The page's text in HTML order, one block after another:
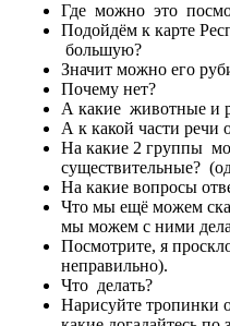
Где можно это
Подойдём к карте
большую?
Значит можно его
Почему нет?
А какие животные и
А к какой части речи
На какие 2 группы
существительные?
На какие вопросы
Что мы ещё можем
мы можем с ними
Посмотрите, я
неправильно).
Что делать?
Нарисуйте тропинки